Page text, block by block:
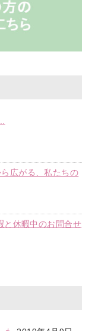
広がる、私たちの
と休暇中のお問合せ